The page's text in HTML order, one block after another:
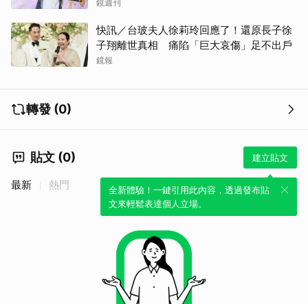
鏡週刊
快訊／台玻夫人徐莉玲回應了！還原長子徐
子翔離世真相 痛陷「巨大哀傷」足不出戶
鏡報
轉發 (0)
貼文 (0) 建立貼文
全新體驗！一鍵引用此內容，透過發布貼
文來輕鬆表達個人立場。
最新 熱門